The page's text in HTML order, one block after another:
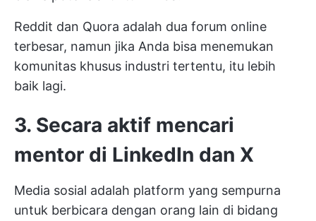
Reddit dan Quora adalah dua forum online
terbesar, namun jika Anda bisa menemukan
komunitas khusus industri tertentu, itu lebih
baik lagi.
3. Secara aktif mencari
mentor di LinkedIn dan X
Media sosial adalah platform yang sempurna
untuk berbicara dengan orang lain di bidang